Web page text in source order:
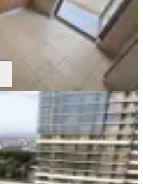
Beytepede Sıfır Ultra
2+1 Daire...
Mahallesi
·07.08.2026